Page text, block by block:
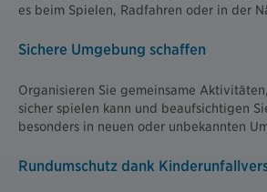
es beim Spielen, Radfahren oder in der
Sichere Umgebung schaffen
Organisieren Sie gemeinsame
sicher spielen kann und beaufsichtigen
besonders in neuen oder unbekannten
Rundumschutz dank